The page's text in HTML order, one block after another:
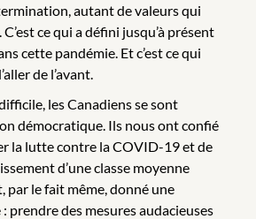
autant de valeurs qui
ce qui a défini jusqu’à présent
cette pandémie. Et c’est ce qui
de l’avant.
les Canadiens se sont
démocratique. Ils nous ont confié
la lutte contre la COVID-19 et de
d’une classe moyenne
par le fait même, donné une
prendre des mesures audacieuses